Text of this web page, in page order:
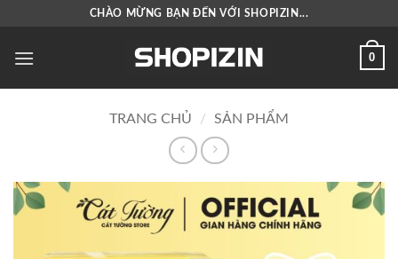
nội
CHÀO MỪNG BẠN ĐẾN VỚI SHOPIZIN...
0
TRANG CHỦ / SẢN PHẨM